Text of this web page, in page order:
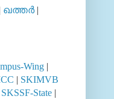
ഖത്തര്‍|
Wing |
| SKIMVB
SKSSF-State |